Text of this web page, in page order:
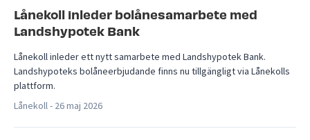
Lånekoll inleder bolånesamarbete med
Landshypotek Bank
Lånekoll inleder ett nytt samarbete med Landshypotek Bank.
Landshypoteks bolåneerbjudande finns nu tillgängligt via Lånekolls
plattform.
Lånekoll - 26 maj 2026